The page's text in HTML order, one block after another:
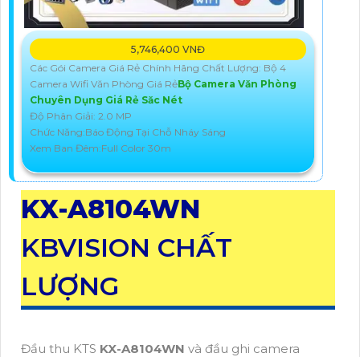
5,746,400 VNĐ
Các Gói Camera Giá Rẻ Chính Hãng Chất Lượng: Bộ 4
Camera Wifi Văn Phòng Giá RẻBộ Camera Văn Phòng
Chuyên Dụng Giá Rẻ Săc Nét
Độ Phân Giải: 2.0 MP
Chức Năng:Báo Động Tại Chỗ Nháy Sáng
Xem Ban Đêm:Full Color 30m
KX-A8104WN
KBVISION CHẤT
LƯỢNG
Đầu thu KTS KX-A8104WN và đầu ghi camera